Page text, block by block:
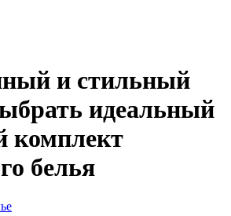
и стильный
идеальный
комплект
белья